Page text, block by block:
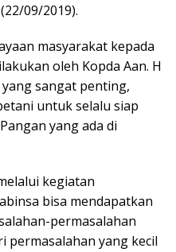
09/2019).
masyarakat kepada
oleh Kopda Aan. H
sangat penting,
untuk selalu siap
yang ada di
kegiatan
bisa mendapatkan
permasalahan
permasalahan yang kecil